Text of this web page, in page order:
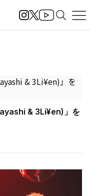
& 3Li¥en)」を